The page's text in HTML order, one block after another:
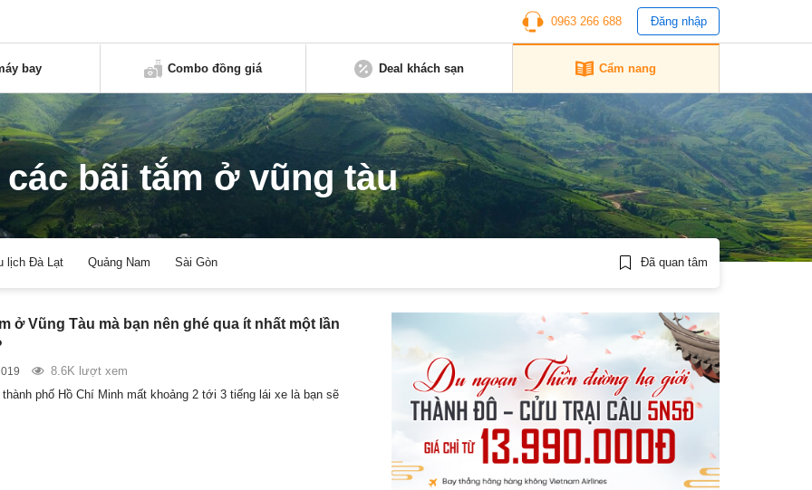
0963 266 688 Đăng nhập
bay Combo đồng giá Deal khách sạn Cẩm nang
các bãi tắm ở vũng tàu
lịch Đà Lạt Quảng Nam Sài Gòn Đã quan tâm
ở Vũng Tàu mà bạn nên ghé qua ít nhất một lần
8.6K lượt xem
phố Hồ Chí Minh mất khoảng 2 tới 3 tiếng lái xe là bạn sẽ